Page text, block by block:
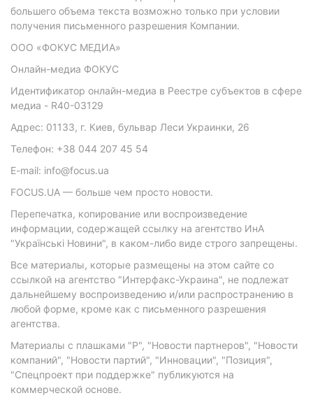
большего объема текста возможно только при условии
получения письменного разрешения Компании.
ООО «ФОКУС МЕДИА»
Онлайн-медиа ФОКУС
Идентификатор онлайн-медиа в Реестре субъектов в сфере
медиа - R40-03129
Адрес: 01133, г. Киев, бульвар Леси Украинки, 26
Телефон: +38 044 207 45 54
E-mail: info@focus.ua
FOCUS.UA — больше чем просто новости.
Перепечатка, копирование или воспроизведение
информации, содержащей ссылку на агентство ИнА
"Українські Новини", в каком-либо виде строго запрещены.
Все материалы, которые размещены на этом сайте со
ссылкой на агентство "Интерфакс-Украина", не подлежат
дальнейшему воспроизведению и/или распространению в
любой форме, кроме как с письменного разрешения
агентства.
Материалы с плашками "Р", "Новости партнеров", "Новости
компаний", "Новости партий", "Инновации", "Позиция",
"Спецпроект при поддержке" публикуются на
коммерческой основе.